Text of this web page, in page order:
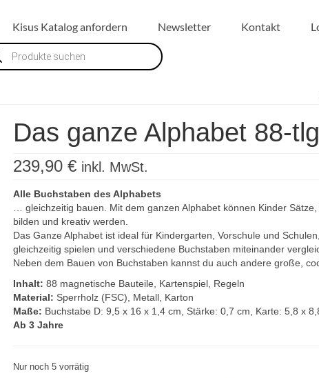
Kisus Katalog anfordern Newsletter Kontakt
Das ganze Alphabet 88-
239,90 € inkl. MwSt.
Alle Buchstaben des Alphabets
… gleichzeitig bauen. Mit dem ganzen Alphabet können Kinder
bilden und kreativ werden.
Das Ganze Alphabet ist ideal für Kindergarten, Vorschule und
gleichzeitig spielen und verschiedene Buchstaben miteinander
Neben dem Bauen von Buchstaben kannst du auch andere große,
Inhalt: 88 magnetische Bauteile, Kartenspiel, Regeln
Material: Sperrholz (FSC), Metall, Karton
Maße: Buchstabe D: 9,5 x 16 x 1,4 cm, Stärke: 0,7 cm, Karte: 5,8 x
Ab 3 Jahre
Nur noch 5 vorrätig